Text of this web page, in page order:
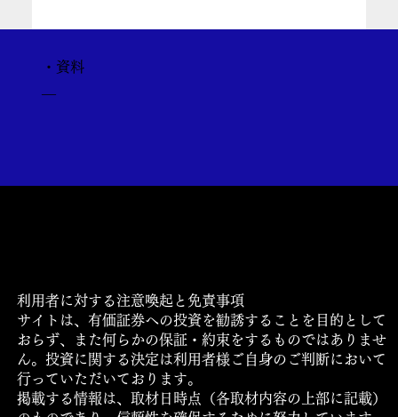
・資料
​―
利用者に対する注意喚起と免責事項
サイトは、有価証券への投資を勧誘することを目的として
おらず、また何らかの保証・約束をするものではありませ
ん。投資に関する決定は利用者様ご自身のご判断において
行っていただいております。
掲載する情報は、取材日時点（各取材内容の上部に記載）